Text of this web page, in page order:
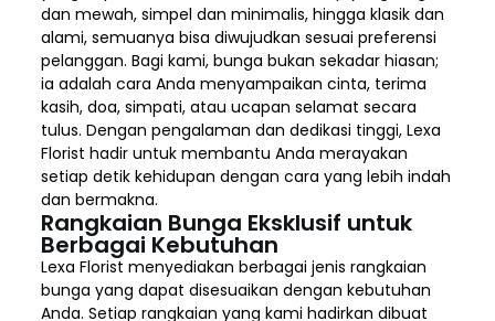
dan mewah, simpel dan minimalis, hingga klasik dan
alami, semuanya bisa diwujudkan sesuai preferensi
pelanggan. Bagi kami, bunga bukan sekadar hiasan;
ia adalah cara Anda menyampaikan cinta, terima
kasih, doa, simpati, atau ucapan selamat secara
tulus. Dengan pengalaman dan dedikasi tinggi, Lexa
Florist hadir untuk membantu Anda merayakan
setiap detik kehidupan dengan cara yang lebih indah
dan bermakna.
Rangkaian Bunga Eksklusif untuk
Berbagai Kebutuhan
Lexa Florist menyediakan berbagai jenis rangkaian
bunga yang dapat disesuaikan dengan kebutuhan
Anda. Setiap rangkaian yang kami hadirkan dibuat